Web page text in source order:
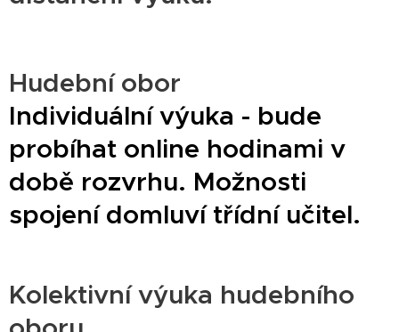
Hudební obor
Individuální výuka - bude
probíhat online hodinami v
době rozvrhu. Možnosti
spojení domluví třídní učitel.
Kolektivní výuka hudebního